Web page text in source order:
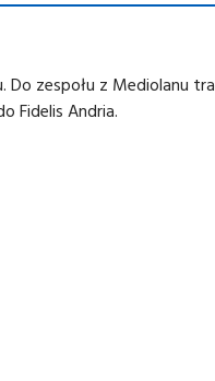
zespołu z Mediolanu
Fidelis Andria.